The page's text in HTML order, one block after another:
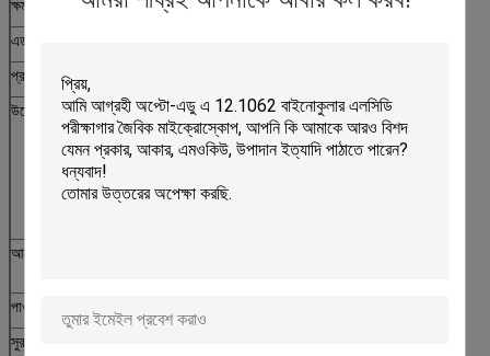
ক্ষমতা 90-240 ভি প্রশস্ত ভোল্টেজ
এডাপটার
প্রতিচ্ছবি কিট
উত্তেজনাপূর্ণ সিস্টেম বি (নীল) উত্তেজনাপূর্ণ হালকা ফিল্টার সিস্টেম EX490
DM510 BA515
জি (সবুজ) উত্তেজনাপূর্ণ হালকা ফিল্টার সিস্টেম EX545
DM580 BA590
আলোর উৎস
পাওয়ার বক্স
সুরক্ষা বাধা